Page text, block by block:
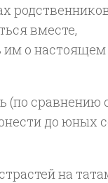
вместе,
им о настоящем
(по сравнению
до юных
на